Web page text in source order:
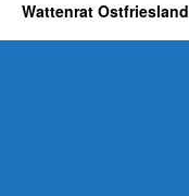
Wattenrat